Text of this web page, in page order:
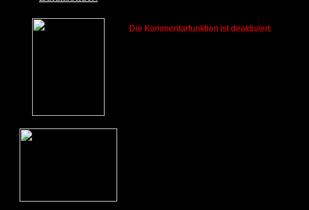
Die Kommentarfunktion ist deaktiviert.